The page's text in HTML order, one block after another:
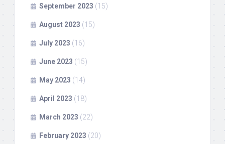
September 2023 (15)
August 2023 (15)
July 2023 (16)
June 2023 (15)
May 2023 (14)
April 2023 (18)
March 2023 (22)
February 2023 (20)